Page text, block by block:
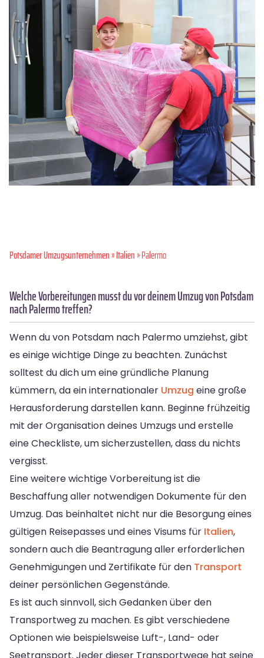
Potsdamer Umzugsunternehmen»Italien» Palermo
Welche Vorbereitungen musst du vor deinem Umzug von Potsdam
nach Palermo treffen?
Wenn du von Potsdam nach Palermo umziehst, gibt
es einige wichtige Dinge zu beachten. Zunächst
solltest du dich um eine gründliche Planung
kümmern, da ein internationaler Umzug eine große
Herausforderung darstellen kann. Beginne frühzeitig
mit der Organisation deines Umzugs und erstelle
eine Checkliste, um sicherzustellen, dass du nichts
vergisst.
Eine weitere wichtige Vorbereitung ist die
Beschaffung aller notwendigen Dokumente für den
Umzug. Das beinhaltet nicht nur die Besorgung eines
gültigen Reisepasses und eines Visums für Italien,
sondern auch die Beantragung aller erforderlichen
Genehmigungen und Zertifikate für den Transport
deiner persönlichen Gegenstände.
Es ist auch sinnvoll, sich Gedanken über den
Transportweg zu machen. Es gibt verschiedene
Optionen wie beispielsweise Luft-, Land- oder
Seetransport. Jeder dieser Transportwege hat seine